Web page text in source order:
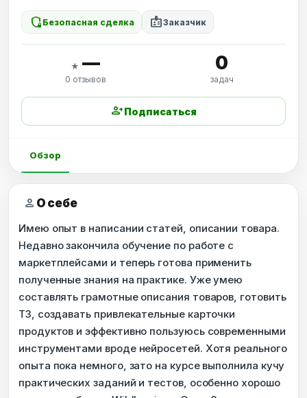
shield_locked Безопасная сделка badgeЗаказчик
★ —
0 отзывов
0
задач
person_addПодписаться
Обзор
person О себе
Имею опыт в написании статей, описании товара.
Недавно закончила обучение по работе с
маркетплейсами и теперь готова применить
полученные знания на практике. Уже умею
составлять грамотные описания товаров, готовить
ТЗ, создавать привлекательные карточки
продуктов и эффективно пользуюсь современными
инструментами вроде нейросетей. Хотя реального
опыта пока немного, зато на курсе выполнила кучу
практических заданий и тестов, особенно хорошо